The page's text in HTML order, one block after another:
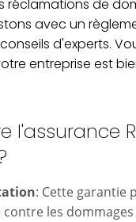
réclamations de
avec un
d'experts.
entreprise est
l'assurance
: Cette garantie
les dommages